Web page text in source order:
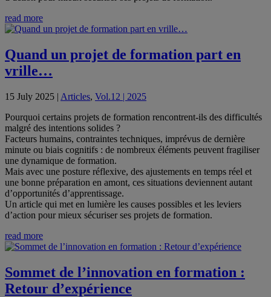
read more
Quand un projet de formation part en
vrille…
15 July 2025 | Articles, Vol.12 | 2025
Pourquoi certains projets de formation rencontrent-ils des difficultés
malgré des intentions solides ?
Facteurs humains, contraintes techniques, imprévus de dernière
minute ou biais cognitifs : de nombreux éléments peuvent fragiliser
une dynamique de formation.
Mais avec une posture réflexive, des ajustements en temps réel et
une bonne préparation en amont, ces situations deviennent autant
d’opportunités d’apprentissage.
Un article qui met en lumière les causes possibles et les leviers
d’action pour mieux sécuriser ses projets de formation.
read more
Sommet de l’innovation en formation :
Retour d’expérience